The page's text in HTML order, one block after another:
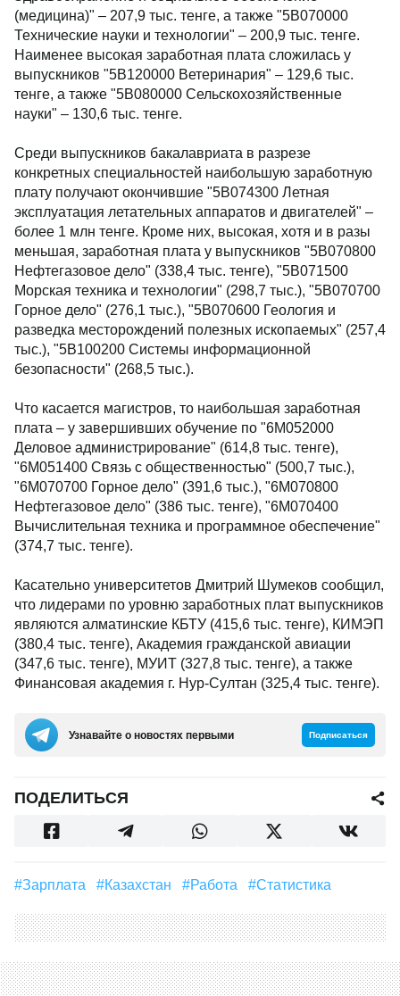
(медицина)" – 207,9 тыс. тенге, а также "5B070000
Технические науки и технологии" – 200,9 тыс. тенге.
Наименее высокая заработная плата сложилась у
выпускников "5B120000 Ветеринария" – 129,6 тыс.
тенге, а также "5B080000 Сельскохозяйственные
науки" – 130,6 тыс. тенге.
Среди выпускников бакалавриата в разрезе
конкретных специальностей наибольшую заработную
плату получают окончившие "5B074300 Летная
эксплуатация летательных аппаратов и двигателей" –
более 1 млн тенге. Кроме них, высокая, хотя и в разы
меньшая, заработная плата у выпускников "5B070800
Нефтегазовое дело" (338,4 тыс. тенге), "5B071500
Морская техника и технологии" (298,7 тыс.), "5B070700
Горное дело" (276,1 тыс.), "5B070600 Геология и
разведка месторождений полезных ископаемых" (257,4
тыс.), "5B100200 Системы информационной
безопасности" (268,5 тыс.).
Что касается магистров, то наибольшая заработная
плата – у завершивших обучение по "6M052000
Деловое администрирование" (614,8 тыс. тенге),
"6M051400 Связь с общественностью" (500,7 тыс.),
"6M070700 Горное дело" (391,6 тыс.), "6M070800
Нефтегазовое дело" (386 тыс. тенге), "6M070400
Вычислительная техника и программное обеспечение"
(374,7 тыс. тенге).
Касательно университетов Дмитрий Шумеков сообщил,
что лидерами по уровню заработных плат выпускников
являются алматинские КБТУ (415,6 тыс. тенге), КИМЭП
(380,4 тыс. тенге), Академия гражданской авиации
(347,6 тыс. тенге), МУИТ (327,8 тыс. тенге), а также
Финансовая академия г. Нур-Султан (325,4 тыс. тенге).
Узнавайте о новостях первыми Подписаться
ПОДЕЛИТЬСЯ
#зарплата #Казахстан #Работа #Статистика